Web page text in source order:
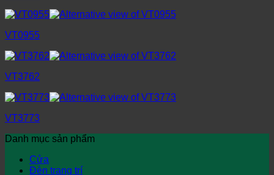
VT0955
VT3762
VT3773
Danh mục sản phẩm
Cửa
Đèn trang trí